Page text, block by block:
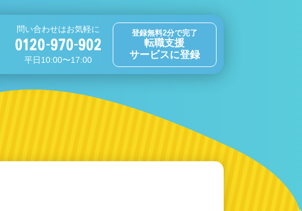
問い合わせはお気軽に
平日10:00〜17:00
登録無料2分で完了
転職支援
サービスに登録